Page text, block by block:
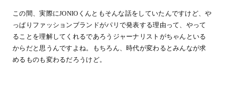
この間、実際にJONIOくんともそんな話をしていたんですけど、や
っぱりファッションブランドがパリで発表する理由って、やって
ることを理解してくれるであろうジャーナリストがちゃんといる
からだと思うんですよね。もちろん、時代が変わるとみんなが求
めるものも変わるだろうけど。